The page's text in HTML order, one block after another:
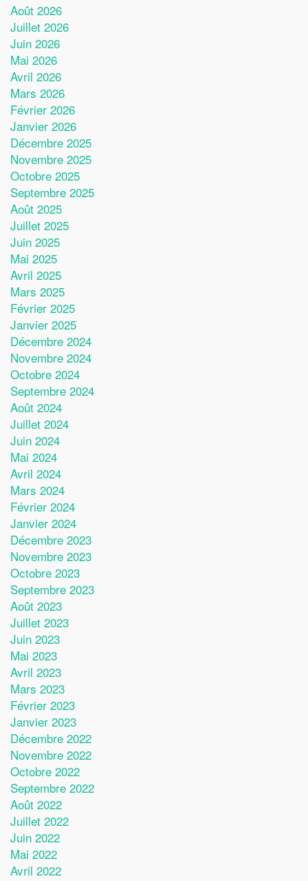
Août 2026
Juillet 2026
Juin 2026
Mai 2026
Avril 2026
Mars 2026
Février 2026
Janvier 2026
Décembre 2025
Novembre 2025
Octobre 2025
Septembre 2025
Août 2025
Juillet 2025
Juin 2025
Mai 2025
Avril 2025
Mars 2025
Février 2025
Janvier 2025
Décembre 2024
Novembre 2024
Octobre 2024
Septembre 2024
Août 2024
Juillet 2024
Juin 2024
Mai 2024
Avril 2024
Mars 2024
Février 2024
Janvier 2024
Décembre 2023
Novembre 2023
Octobre 2023
Septembre 2023
Août 2023
Juillet 2023
Juin 2023
Mai 2023
Avril 2023
Mars 2023
Février 2023
Janvier 2023
Décembre 2022
Novembre 2022
Octobre 2022
Septembre 2022
Août 2022
Juillet 2022
Juin 2022
Mai 2022
Avril 2022